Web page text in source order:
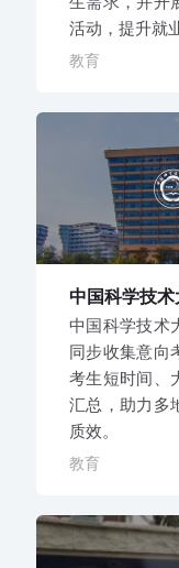
活动，提升就
教育
中国科学技术
中国科学技术
同步收集意向
考生短时间、
汇总，助力多
质效。
教育